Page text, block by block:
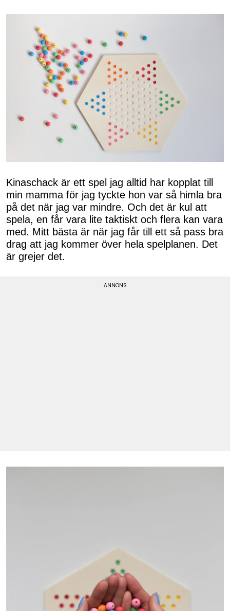
Kinaschack är ett spel jag alltid har kopplat till
min mamma för jag tyckte hon var så himla bra
på det när jag var mindre. Och det är kul att
spela, en får vara lite taktiskt och flera kan vara
med. Mitt bästa är när jag får till ett så pass bra
drag att jag kommer över hela spelplanen. Det
är grejer det.